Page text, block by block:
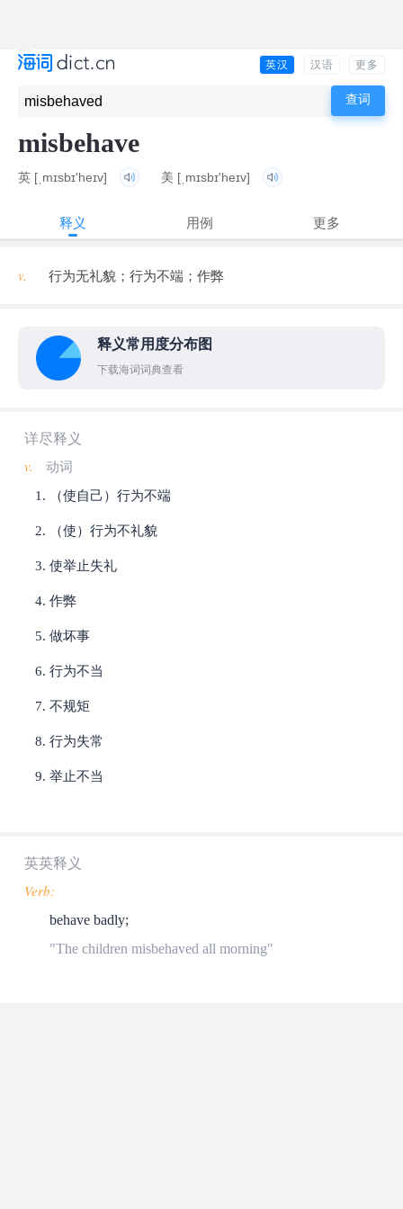
英汉 汉语 更多
misbehave
英 [ˌmɪsbɪ'heɪv] 美 [ˌmɪsbɪ'heɪv]
释义 用例 更多
v. 行为无礼貌；行为不端；作弊
释义常用度分布图
下载海词词典查看
详尽释义
v.
动词
（使自己）行为不端
（使）行为不礼貌
使举止失礼
作弊
做坏事
行为不当
不规矩
行为失常
举止不当
英英释义
Verb:
behave badly;
"The children misbehaved all morning"